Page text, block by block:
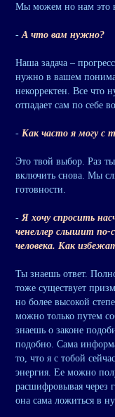
Мы можем но нам это
- А что вам нужно?
Наша задача –
нужно в вашем
некорректен. Все что
отпадает сам по себе
- Как часто я могу с
Это твой выбор. Раз
включить снова. Мы
готовности.
- Я хочу спросить
ченеллер слышит по-
человека. Как
Ты знаешь ответ.
тоже существует
но более высокой
можно только путем
знаешь о законе
подобно. Сама
то, что я с тобой
энергия. Ее можно
расшифровывая через
она сама ложиться в